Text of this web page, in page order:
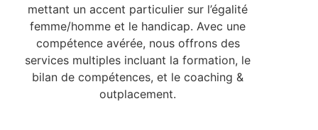
mettant un accent particulier sur l’égalité
femme/homme et le handicap. Avec une
compétence avérée, nous offrons des
services multiples incluant la formation, le
bilan de compétences, et le coaching &
outplacement.